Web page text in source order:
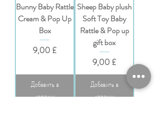
Bunny Baby Rattle
Cream & Pop Up
Box
Цена
9,00 £
Добавить в
корзину
Sheep Baby plush
Soft Toy Baby
Rattle & Pop up
gift box
Цена
9,00 £
Добавить в
корзину